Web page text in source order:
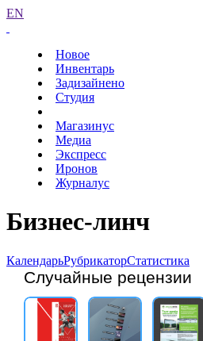
EN
Новое
Инвентарь
Задизайнено
Студия
Магазинус
Медиа
Экспресс
Иронов
Журналус
Бизнес-линч
КалендарьРубрикаторСтатистика
Случайные рецензии